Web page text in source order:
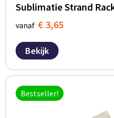
Sublimatie Strand
vanaf € 3,65
Bekijk
Bestseller!